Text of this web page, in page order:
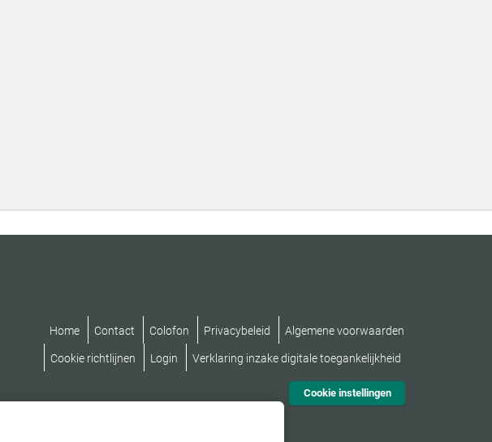
Home Contact Colofon Privacybeleid Algemene voorwaarden
Cookie richtlijnen Login Verklaring inzake digitale toegankelijkheid
Cookie instellingen